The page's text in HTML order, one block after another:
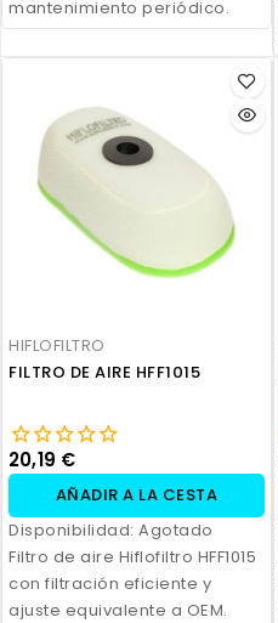
mantenimiento periódico.
HIFLOFILTRO
FILTRO DE AIRE HFF1015
20,19 €
AÑADIR A LA CESTA
Disponibilidad: Agotado
Filtro de aire Hiflofiltro HFF1015
con filtración eficiente y
ajuste equivalente a OEM.